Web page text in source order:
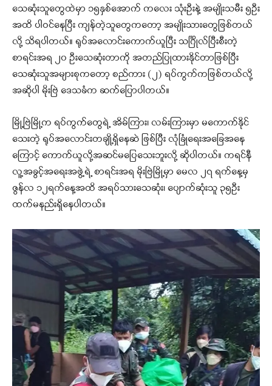
သေဆုံးသူတွေထဲမှာ ၁၅နှစ်အောက် ကလေး သုံးဦးနဲ့ အမျိုးသမီး ၅ဦး
အထိ ပါဝင်နေပြီး ကျန်တဲ့သူတွေကတော့ အမျိုးသားတွေဖြစ်တယ်
လို့ သိရပါတယ်။ ရုပ်အလောင်းကောက်ယူပြီး သင်္ဂြိုလ်ပြီးစီးတဲ့
စာရင်းအရ ၂၀ ဦးသေဆုံးတာကို အတည်ပြုထားနိုင်တာဖြစ်ပြီး
သေဆုံးသူအများစုကတော့ စည်ကား (၂) ရပ်ကွက်ကဖြစ်တယ်လို့
အဆိုပါ မိုးဗြဲ ဒေသခံက ဆက်ပြောပါတယ်။
မြို့ဗြဲမြို့က ရပ်ကွက်တွေရဲ့ အိမ်ကြား၊ လမ်းကြားမှာ မကောက်နိုင်
သေးတဲ့ ရုပ်အလောင်းတချို့ရှိနေဆဲ ဖြစ်ပြီး လုံခြုံရေးအခြေအနေ
ကြောင့် ကောက်ယူလို့အဆင်မပြေသေးဘူးလို့ ဆိုပါတယ်။ ကရင်နီ
လူ့အခွင့်အရေးအဖွဲ့ရဲ့ စာရင်းအရ မိုးဗြဲမြို့မှာ မေလ ၂၇ ရက်နေ့မှ
ဇွန်လ ၁၂ရက်နေ့အထိ အရပ်သားသေဆုံး၊ ပျောက်ဆုံးသူ ၃၅ဦး
ထက်မနည်းရှိနေပါတယ်။